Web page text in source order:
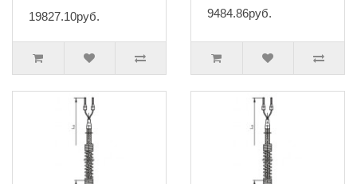
19827.10руб.
9484.86руб.